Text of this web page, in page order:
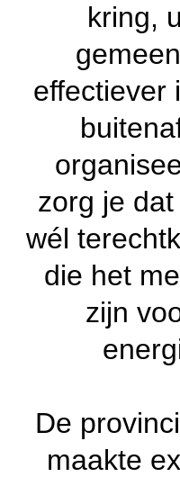
kring,
effectiever
zorg je
wél
die het
zijn
De
maakte